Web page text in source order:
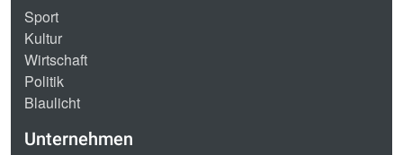
Sport
Kultur
Wirtschaft
Politik
Blaulicht
Unternehmen